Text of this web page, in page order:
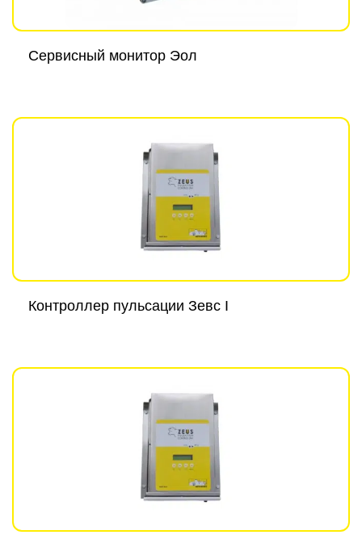
Сервисный монитор Эол
Контроллер пульсации Зевс I